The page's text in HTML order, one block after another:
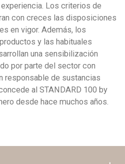
Los criterios de
con creces las disposiciones
en vigor. Además, los
y las habituales
una sensibilización
por parte del sector con
responsable de sustancias
al STANDARD 100 by
desde hace muchos años.